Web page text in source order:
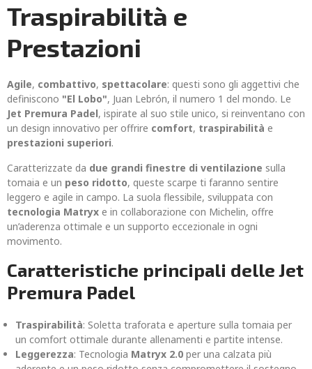
Traspirabilità e
Prestazioni
Agile, combattivo, spettacolare: questi sono gli aggettivi che
definiscono "El Lobo", Juan Lebrón, il numero 1 del mondo. Le
Jet Premura Padel, ispirate al suo stile unico, si reinventano con
un design innovativo per offrire comfort, traspirabilità e
prestazioni superiori.
Caratterizzate da due grandi finestre di ventilazione sulla
tomaia e un peso ridotto, queste scarpe ti faranno sentire
leggero e agile in campo. La suola flessibile, sviluppata con
tecnologia Matryx e in collaborazione con Michelin, offre
un’aderenza ottimale e un supporto eccezionale in ogni
movimento.
Caratteristiche principali delle Jet
Premura Padel
Traspirabilità: Soletta traforata e aperture sulla tomaia per
un comfort ottimale durante allenamenti e partite intense.
Leggerezza: Tecnologia Matryx 2.0 per una calzata più